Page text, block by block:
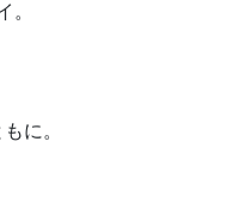
。
に。